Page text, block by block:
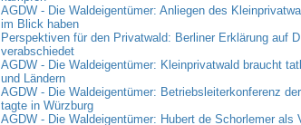
AGDW - Die Waldeigentümer: Anliegen des
im Blick haben
Perspektiven für den Privatwald: Berliner Erklärung auf
verabschiedet
AGDW - Die Waldeigentümer: Kleinprivatwald braucht
und Ländern
AGDW - Die Waldeigentümer: Betriebsleiterkonferenz
tagte in Würzburg
AGDW - Die Waldeigentümer: Hubert de Schorlemer als